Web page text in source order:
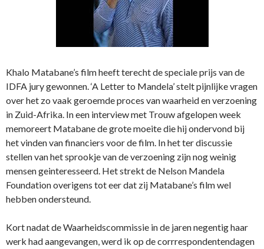
Khalo Matabane’s film heeft terecht de speciale prijs van de
IDFA jury gewonnen. ‘A Letter to Mandela’ stelt pijnlijke vragen
over het zo vaak geroemde proces van waarheid en verzoening
in Zuid-Afrika. In een interview met Trouw afgelopen week
memoreert Matabane de grote moeite die hij ondervond bij
het vinden van financiers voor de film. In het ter discussie
stellen van het sprookje van de verzoening zijn nog weinig
mensen geinteresseerd. Het strekt de Nelson Mandela
Foundation overigens tot eer dat zij Matabane’s film wel
hebben ondersteund.
Kort nadat de Waarheidscommissie in de jaren negentig haar
werk had aangevangen, werd ik op de corrrespondentendagen